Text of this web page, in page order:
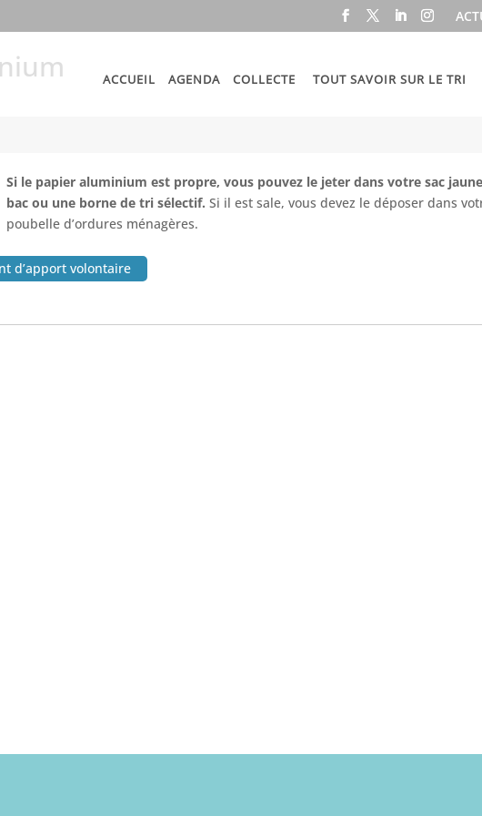
ACCUEIL AGENDA COLLECTE TOUT SAVOIR SUR LE TRI
Si le papier aluminium est propre, vous pouvez le jeter dans votre sac
bac ou une borne de tri sélectif. Si il est sale, vous devez le déposer dans
poubelle d’ordures ménagères.
d’apport volontaire